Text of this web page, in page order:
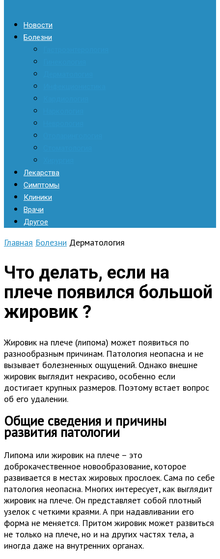
Новости
Болезни
Лекарства
Симптомы
Клиники
Врачи
Другое
Главная Болезни Дерматология
Что делать, если на
плече появился большой
жировик ?
Жировик на плече (липома) может появиться по
разнообразным причинам. Патология неопасна и не
вызывает болезненных ощущений. Однако внешне
жировик выглядит некрасиво, особенно если
достигает крупных размеров. Поэтому встает вопрос
об его удалении.
Общие сведения и причины
развития патологии
Липома или жировик на плече – это
доброкачественное новообразование, которое
развивается в местах жировых прослоек. Сама по себе
патология неопасна. Многих интересует, как выглядит
жировик на плече. Он представляет собой плотный
узелок с четкими краями. А при надавливании его
форма не меняется. Притом жировик может развиться
не только на плече, но и на других частях тела, а
иногда даже на внутренних органах.